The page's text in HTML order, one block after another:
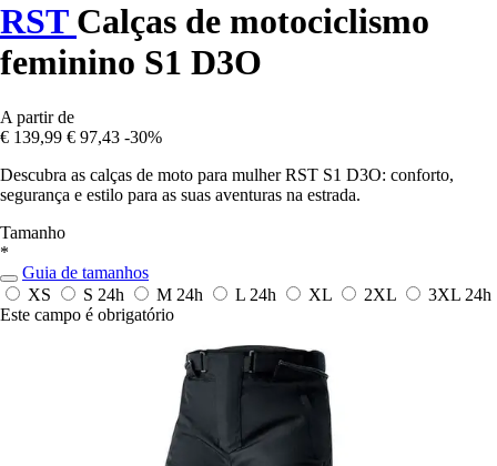
RST Calças de motociclismo
feminino S1 D3O
A partir de
€ 139,99 € 97,43 -30%
Descubra as calças de moto para mulher RST S1 D3O: conforto,
segurança e estilo para as suas aventuras na estrada.
Tamanho
*
Guia de tamanhos
XS
S 24h M 24h L 24h XL 2XL 3XL 24h
Este campo é obrigatório